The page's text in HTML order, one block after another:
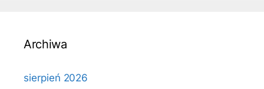
Archiwa
sierpień 2026